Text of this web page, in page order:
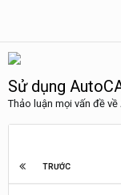
Sử dụng
Thảo luận mọi vấn đề về
TRƯỚC